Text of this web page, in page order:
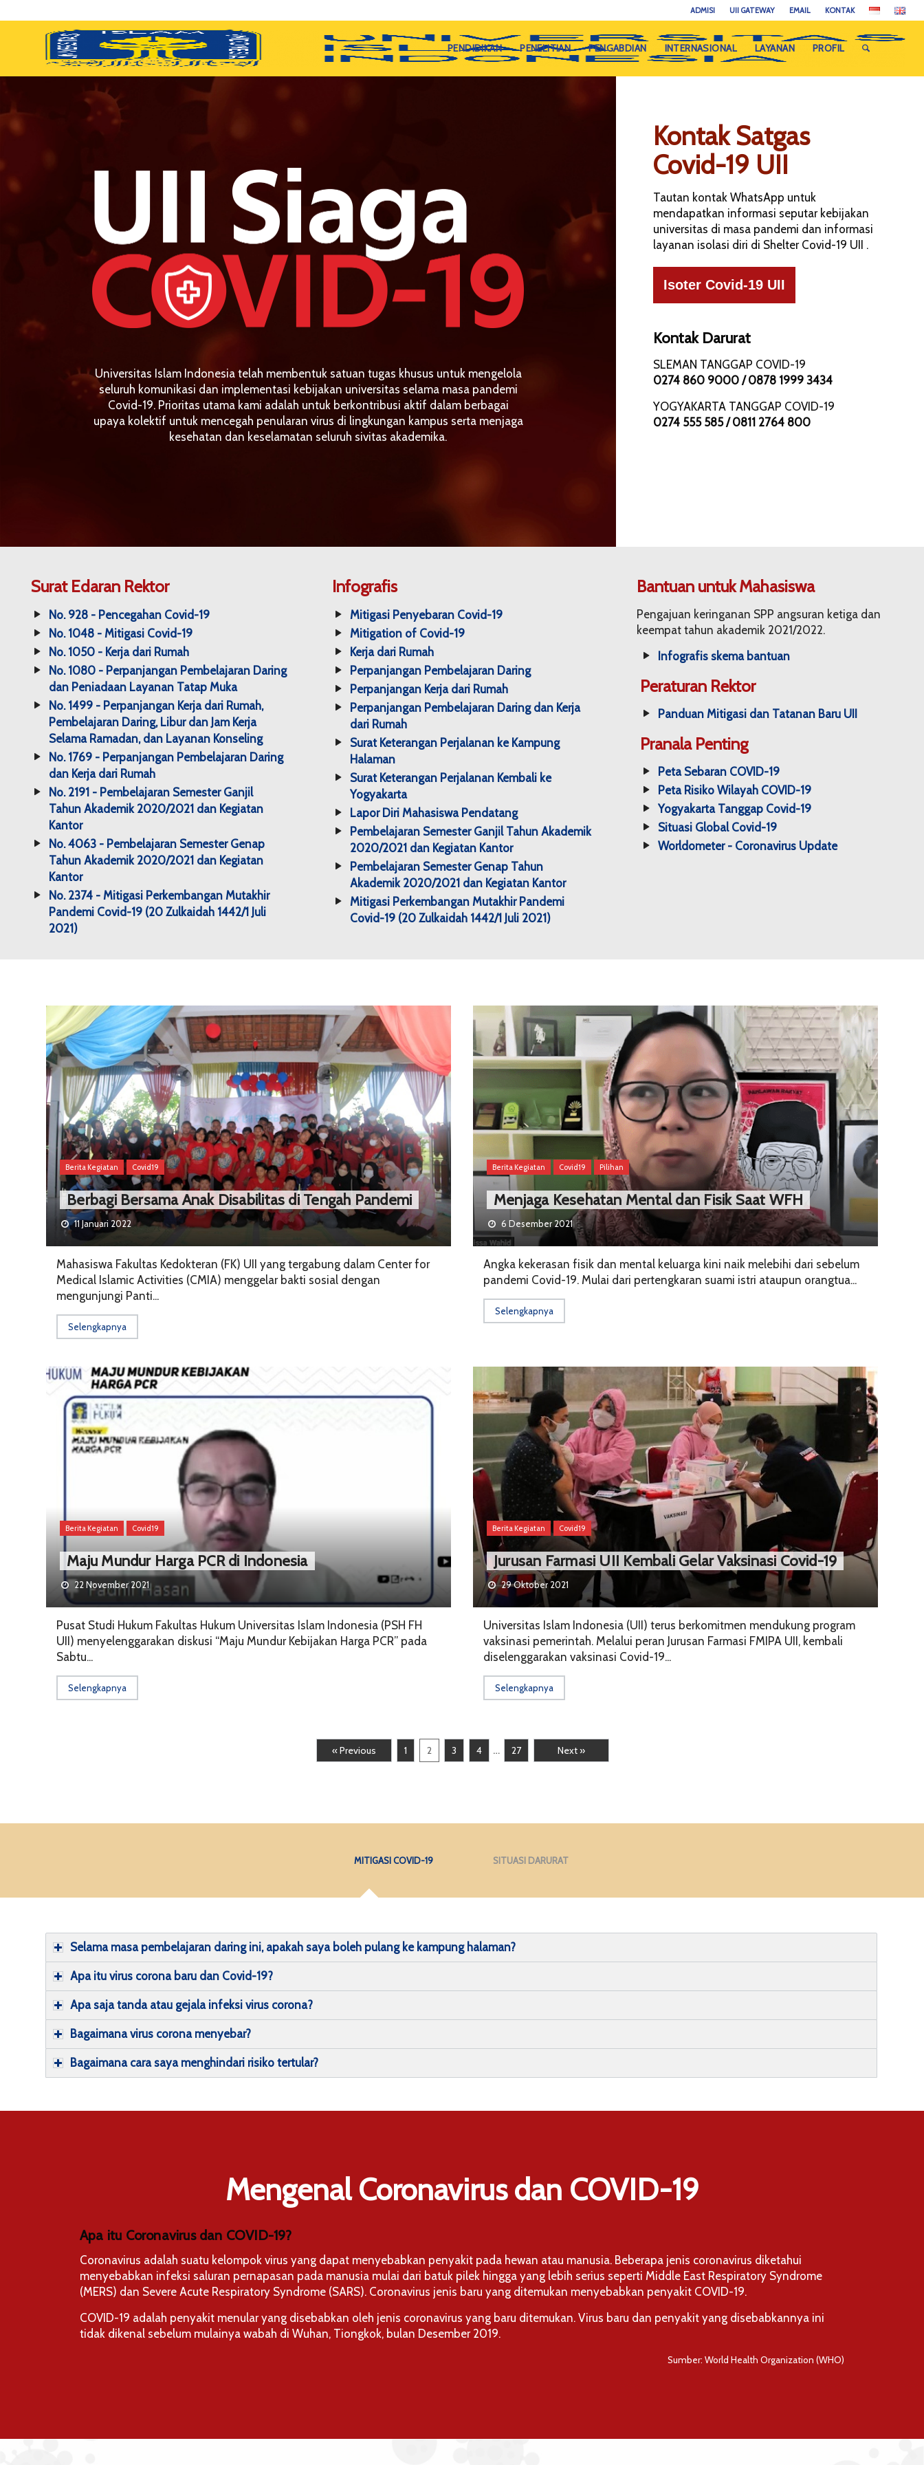
ADMISI UII GATEWAY EMAIL KONTAK
PENDIDIKAN PENELITIAN PENGABDIAN INTERNASIONAL LAYANAN PROFIL
Universitas Islam Indonesia telah membentuk satuan tugas khusus untuk mengelola
seluruh komunikasi dan implementasi kebijakan universitas selama masa pandemi
Covid-19. Prioritas utama kami adalah untuk berkontribusi aktif dalam berbagai
upaya kolektif untuk mencegah penularan virus di lingkungan kampus serta menjaga
kesehatan dan keselamatan seluruh sivitas akademika.
Kontak Satgas
Covid-19 UII
Tautan kontak WhatsApp untuk
mendapatkan informasi seputar kebijakan
universitas di masa pandemi dan informasi
layanan isolasi diri di Shelter Covid-19 UII .
Kontak Darurat
SLEMAN TANGGAP COVID-19
0274 860 9000 / 0878 1999 3434
YOGYAKARTA TANGGAP COVID-19
0274 555 585 / 0811 2764 800
Surat Edaran Rektor
No. 928 - Pencegahan Covid-19
No. 1048 - Mitigasi Covid-19
No. 1050 - Kerja dari Rumah
No. 1080 - Perpanjangan Pembelajaran Daring
dan Peniadaan Layanan Tatap Muka
No. 1499 - Perpanjangan Kerja dari Rumah,
Pembelajaran Daring, Libur dan Jam Kerja
Selama Ramadan, dan Layanan Konseling
No. 1769 - Perpanjangan Pembelajaran Daring
dan Kerja dari Rumah
No. 2191 - Pembelajaran Semester Ganjil
Tahun Akademik 2020/2021 dan Kegiatan
Kantor
No. 4063 - Pembelajaran Semester Genap
Tahun Akademik 2020/2021 dan Kegiatan
Kantor
No. 2374 - Mitigasi Perkembangan Mutakhir
Pandemi Covid-19 (20 Zulkaidah 1442/1 Juli
2021)
Infografis
Mitigasi Penyebaran Covid-19
Mitigation of Covid-19
Kerja dari Rumah
Perpanjangan Pembelajaran Daring
Perpanjangan Kerja dari Rumah
Perpanjangan Pembelajaran Daring dan Kerja
dari Rumah
Surat Keterangan Perjalanan ke Kampung
Halaman
Surat Keterangan Perjalanan Kembali ke
Yogyakarta
Lapor Diri Mahasiswa Pendatang
Pembelajaran Semester Ganjil Tahun Akademik
2020/2021 dan Kegiatan Kantor
Pembelajaran Semester Genap Tahun
Akademik 2020/2021 dan Kegiatan Kantor
Mitigasi Perkembangan Mutakhir Pandemi
Covid-19 (20 Zulkaidah 1442/1 Juli 2021)
Bantuan untuk Mahasiswa
Pengajuan keringanan SPP angsuran ketiga dan
keempat tahun akademik 2021/2022.
Infografis skema bantuan
Peraturan Rektor
Panduan Mitigasi dan Tatanan Baru UII
Pranala Penting
Peta Sebaran COVID-19
Peta Risiko Wilayah COVID-19
Yogyakarta Tanggap Covid-19
Situasi Global Covid-19
Worldometer - Coronavirus Update
Berita Kegiatan Covid19
Berbagi Bersama Anak Disabilitas di Tengah Pandemi
11 Januari 2022
Mahasiswa Fakultas Kedokteran (FK) UII yang tergabung dalam Center for
Medical Islamic Activities (CMIA) menggelar bakti sosial dengan
mengunjungi Panti...
Selengkapnya
Berita Kegiatan Covid19 Pilihan
Menjaga Kesehatan Mental dan Fisik Saat WFH
6 Desember 2021
Angka kekerasan fisik dan mental keluarga kini naik melebihi dari sebelum
pandemi Covid-19. Mulai dari pertengkaran suami istri ataupun orangtua...
Selengkapnya
Berita Kegiatan Covid19
Maju Mundur Harga PCR di Indonesia
22 November 2021
Pusat Studi Hukum Fakultas Hukum Universitas Islam Indonesia (PSH FH
UII) menyelenggarakan diskusi “Maju Mundur Kebijakan Harga PCR” pada
Sabtu...
Selengkapnya
Berita Kegiatan Covid19
Jurusan Farmasi UII Kembali Gelar Vaksinasi Covid-19
29 Oktober 2021
Universitas Islam Indonesia (UII) terus berkomitmen mendukung program
vaksinasi pemerintah. Melalui peran Jurusan Farmasi FMIPA UII, kembali
diselenggarakan vaksinasi Covid-19...
Selengkapnya
« Previous 1 2 3 4 … 27 Next »
MITIGASI COVID-19 SITUASI DARURAT
Selama masa pembelajaran daring ini, apakah saya boleh pulang ke kampung halaman?
Apa itu virus corona baru dan Covid-19?
Apa saja tanda atau gejala infeksi virus corona?
Bagaimana virus corona menyebar?
Bagaimana cara saya menghindari risiko tertular?
Mengenal Coronavirus dan COVID-19
Apa itu Coronavirus dan COVID-19?
Coronavirus adalah suatu kelompok virus yang dapat menyebabkan penyakit pada hewan atau manusia. Beberapa jenis coronavirus diketahui
menyebabkan infeksi saluran pernapasan pada manusia mulai dari batuk pilek hingga yang lebih serius seperti Middle East Respiratory Syndrome
(MERS) dan Severe Acute Respiratory Syndrome (SARS). Coronavirus jenis baru yang ditemukan menyebabkan penyakit COVID-19.
COVID-19 adalah penyakit menular yang disebabkan oleh jenis coronavirus yang baru ditemukan. Virus baru dan penyakit yang disebabkannya ini
tidak dikenal sebelum mulainya wabah di Wuhan, Tiongkok, bulan Desember 2019.
Sumber: World Health Organization (WHO)